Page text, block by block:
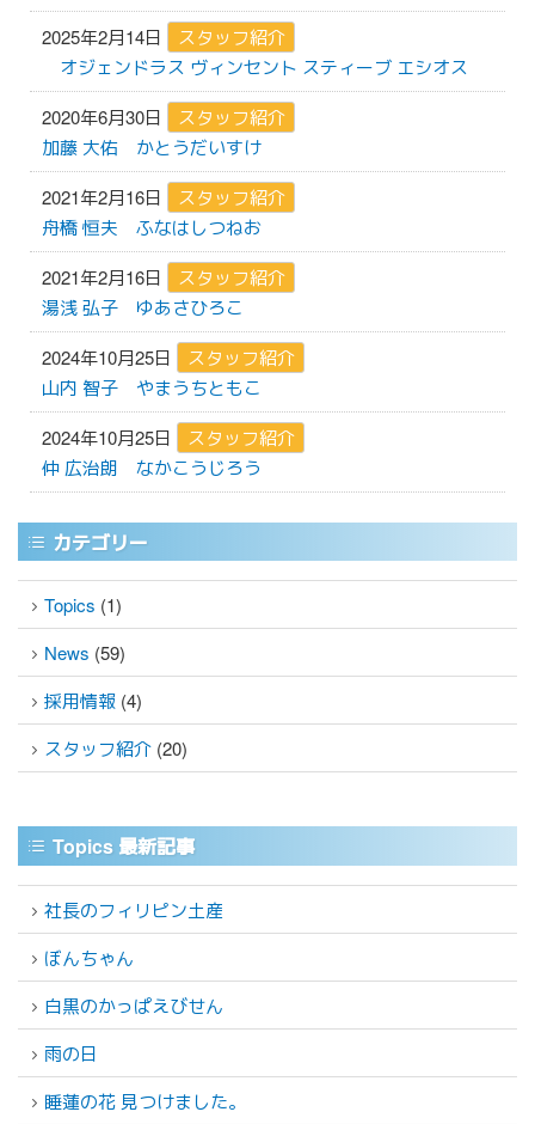
2025年2月14日
スタッフ紹介
オジェンドラス ヴィンセント スティーブ エシオス
2020年6月30日
スタッフ紹介
加藤 大佑 かとうだいすけ
2021年2月16日
スタッフ紹介
舟橋 恒夫 ふなはしつねお
2021年2月16日
スタッフ紹介
湯浅 弘子 ゆあさひろこ
2024年10月25日
スタッフ紹介
山内 智子 やまうちともこ
2024年10月25日
スタッフ紹介
仲 広治朗 なかこうじろう
カテゴリー
Topics (1)
News (59)
採用情報(4)
スタッフ紹介(20)
Topics 最新記事
社長のフィリピン土産
ぼんちゃん
白黒のかっぱえびせん
雨の日
睡蓮の花 見つけました。